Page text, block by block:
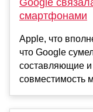
смартфонами
Apple, что
что Google
составляющие и
совместимость